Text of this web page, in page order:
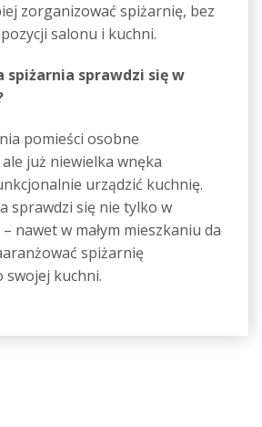
zorganizować spiżarnię, bez
salonu i kuchni.
spiżarnia sprawdzi się w
pomieści osobne
już niewielka wnęka
urządzić kuchnię.
sprawdzi się nie tylko w
nawet w małym mieszkaniu da
spiżarnię
swojej kuchni.